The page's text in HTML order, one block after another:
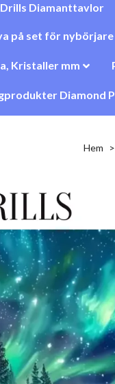
Diamanttavlor
på set för nybörjare
Kristaller mm
Diamond
Hem